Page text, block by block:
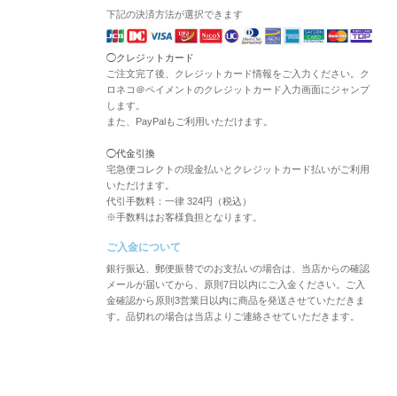
下記の決済方法が選択できます
◯クレジットカード
ご注文完了後、クレジットカード情報をご入力ください。ク
ロネコ＠ペイメントのクレジットカード入力画面にジャンプ
します。
また、PayPalもご利用いただけます。
◯代金引換
宅急便コレクトの現金払いとクレジットカード払いがご利用
いただけます。
代引手数料：一律 324円（税込）
※手数料はお客様負担となります。
ご入金について
銀行振込、郵便振替でのお支払いの場合は、当店からの確認
メールが届いてから、原則7日以内にご入金ください。ご入
金確認から原則3営業日以内に商品を発送させていただきま
す。品切れの場合は当店よりご連絡させていただきます。